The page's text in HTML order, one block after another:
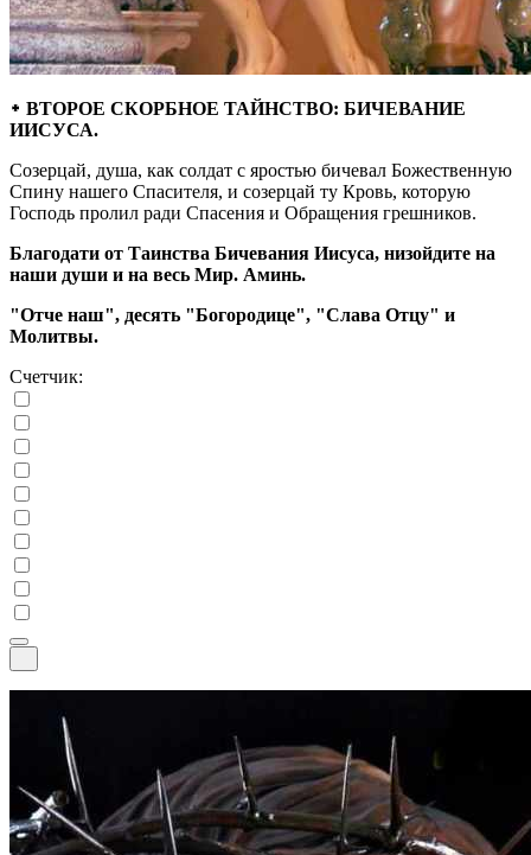
᛭ ВТОРОЕ СКОРБНОЕ ТАЙНСТВО: БИЧЕВАНИЕ
ИИСУСА.
Созерцай, душа, как солдат с яростью бичевал Божественную
Спину нашего Спасителя, и созерцай ту Кровь, которую
Господь пролил ради Спасения и Обращения грешников.
Благодати от Таинства Бичевания Иисуса, низойдите на
наши души и на весь Мир. Аминь.
"Отче наш", десять "Богородице", "Слава Отцу" и
Молитвы.
Счетчик: